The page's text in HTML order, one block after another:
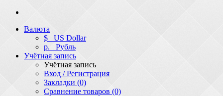
Валюта
$ US Dollar
р. Рубль
Учётная запись
Учётная запись
Вход / Регистрация
Закладки (0)
Сравнение товаров (0)